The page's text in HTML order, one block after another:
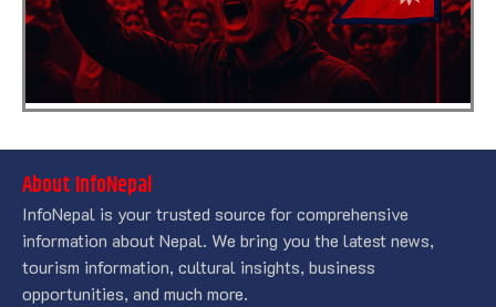
About InfoNepal
InfoNepal is your trusted source for comprehensive
information about Nepal. We bring you the latest news,
tourism information, cultural insights, business
opportunities, and much more.